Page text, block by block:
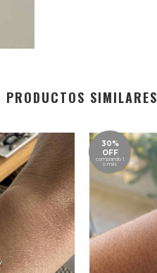
PRODUCTOS SIMILARES
30%
OFF
comprando 1
o más